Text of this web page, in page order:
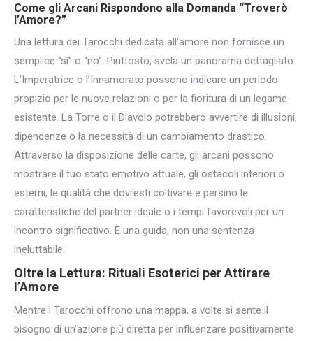
Come gli Arcani Rispondono alla Domanda “Troverò
l’Amore?”
Una lettura dei Tarocchi dedicata all’amore non fornisce un
semplice “sì” o “no”. Piuttosto, svela un panorama dettagliato.
L’Imperatrice o l’Innamorato possono indicare un periodo
propizio per le nuove relazioni o per la fioritura di un legame
esistente. La Torre o il Diavolo potrebbero avvertire di illusioni,
dipendenze o la necessità di un cambiamento drastico.
Attraverso la disposizione delle carte, gli arcani possono
mostrare il tuo stato emotivo attuale, gli ostacoli interiori o
esterni, le qualità che dovresti coltivare e persino le
caratteristiche del partner ideale o i tempi favorevoli per un
incontro significativo. È una guida, non una sentenza
ineluttabile.
Oltre la Lettura: Rituali Esoterici per Attirare
l’Amore
Mentre i Tarocchi offrono una mappa, a volte si sente il
bisogno di un’azione più diretta per influenzare positivamente